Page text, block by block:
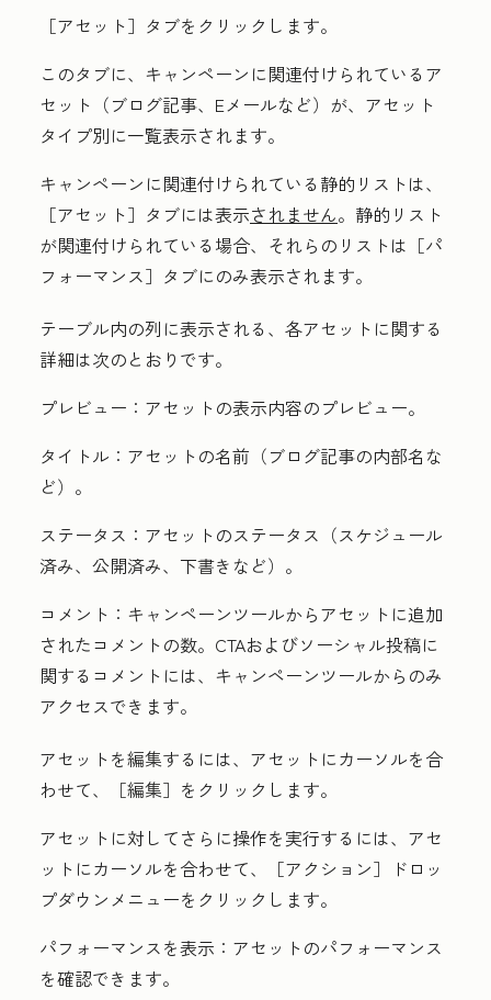
［アセット］タブをクリックします。
このタブに、キャンペーンに関連付けられているア
セット（ブログ記事、Eメールなど）が、アセット
タイプ別に一覧表示されます。
キャンペーンに関連付けられている静的リストは、
［アセット］ タブには表示されません。静的リスト
が関連付けられている場合、それらのリストは［パ
フォーマンス］ タブにのみ表示されます。
テーブル内の列に表示される、各アセットに関する
詳細は次のとおりです。
プレビュー： アセットの表示内容のプレビュー。
タイトル： アセットの名前（ブログ記事の内部名な
ど）。
ステータス： アセットのステータス（スケジュール
済み、公開済み、下書きなど）。
コメント： キャンペーンツールからアセットに追加
されたコメントの数。CTAおよびソーシャル投稿に
関するコメントには、キャンペーンツールからのみ
アクセスできます。
アセットを編集するには、アセットにカーソルを合
わせて、［編集］ をクリックします。
アセットに対してさらに操作を実行するには、アセ
ットにカーソルを合わせて、［アクション］
ドロッ
プダウンメニューをクリックします。
パフォーマンスを表示： アセットのパフォーマンス
を確認できます。